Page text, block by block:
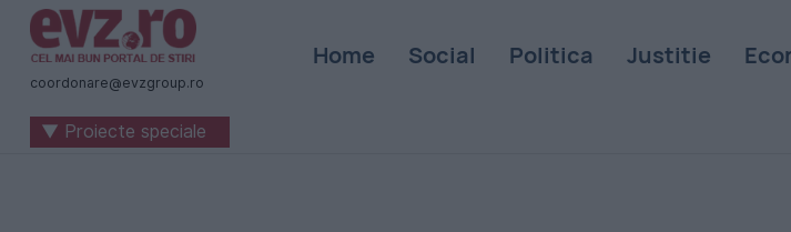
Știri
naționale
internaționale
coordonare@evzgroup.ro
Home Social Politica Justitie
▼ Proiecte speciale